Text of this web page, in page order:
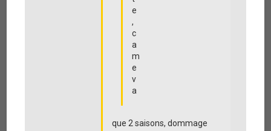
e
,
c
a
m
e
v
a
que 2 saisons, dommage